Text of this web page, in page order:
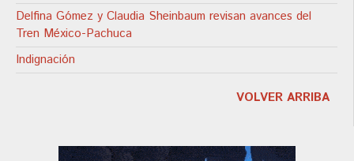
Delfina Gómez y Claudia Sheinbaum revisan avances del
Tren México-Pachuca
Indignación
VOLVER ARRIBA